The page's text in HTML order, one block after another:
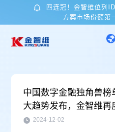
四连冠！金智维位列
方案市场份额第
核心技术与产品
中国数字金融独角兽
大趋势发布，金智维再
2024-12-02